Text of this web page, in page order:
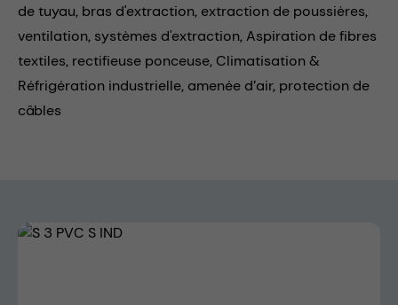
de tuyau, bras d'extraction, extraction de poussières,
ventilation, systèmes d'extraction,Aspiration de fibres
textiles, rectifieuse ponceuse, Climatisation &
Réfrigération industrielle, amenée d’air, protection de
câbles
Skip image gallery